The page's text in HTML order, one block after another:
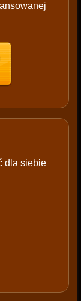
dla siebie